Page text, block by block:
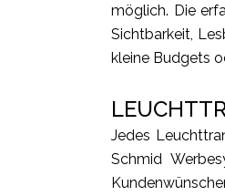
möglich. Die
Sichtbarkeit,
kleine Budgets
Jedes
Schmid